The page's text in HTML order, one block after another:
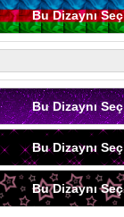
Bu Dizaynı Seç
Bu Dizaynı Seç
Bu Dizaynı Seç
Bu Dizaynı Seç